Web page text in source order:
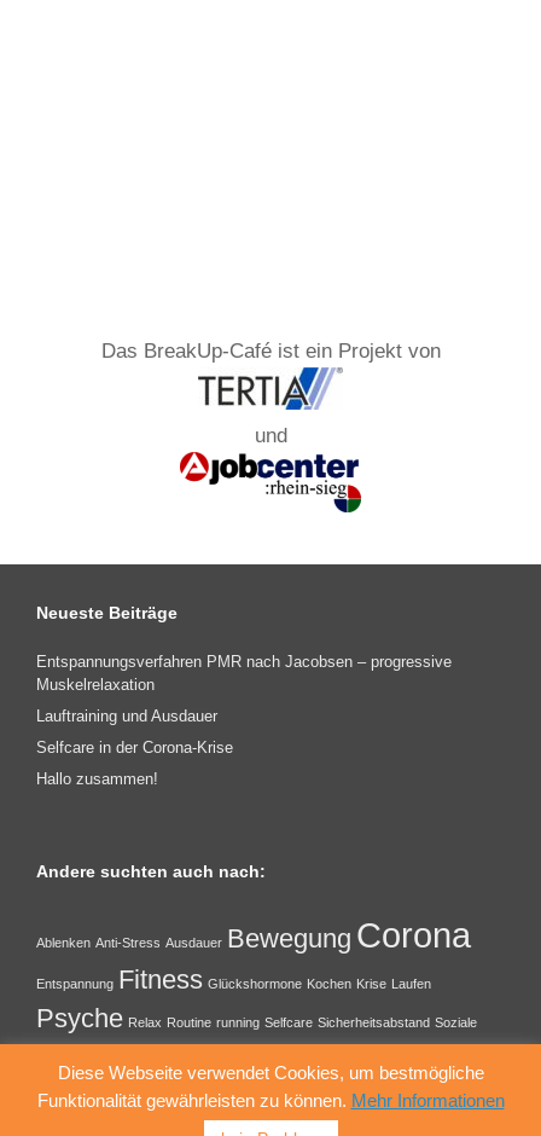
Das BreakUp-Café ist ein Projekt von
und
Neueste Beiträge
Entspannungsverfahren PMR nach Jacobsen – progressive
Muskelrelaxation
Lauftraining und Ausdauer
Selfcare in der Corona-Krise
Hallo zusammen!
Andere suchten auch nach:
Ablenken Anti-Stress Ausdauer Bewegung Corona
Entspannung Fitness Glückshormone Kochen Krise Laufen
Psyche Relax Routine running Selfcare Sicherheitsabstand Soziale
Ein Theme von SiteOrigin
Diese Webseite verwendet Cookies, um bestmögliche
Funktionalität gewährleisten zu können. Mehr Informationen